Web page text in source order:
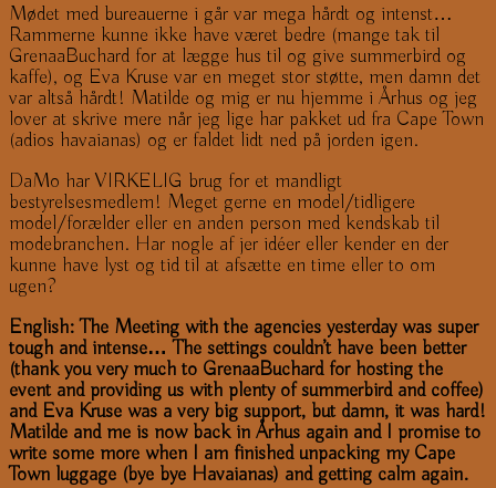
Mødet med bureauerne i går var mega hårdt og intenst…
Rammerne kunne ikke have været bedre (mange tak til
GrenaaBuchard for at lægge hus til og give summerbird og
kaffe), og Eva Kruse var en meget stor støtte, men damn det
var altså hårdt! Matilde og mig er nu hjemme i Århus og jeg
lover at skrive mere når jeg lige har pakket ud fra Cape Town
(adios havaianas) og er faldet lidt ned på jorden igen.
DaMo har VIRKELIG brug for et mandligt
bestyrelsesmedlem! Meget gerne en model/tidligere
model/forælder eller en anden person med kendskab til
modebranchen. Har nogle af jer idéer eller kender en der
kunne have lyst og tid til at afsætte en time eller to om
ugen?
English: The Meeting with the agencies yesterday was super
tough and intense… The settings couldn’t have been better
(thank you very much to GrenaaBuchard for hosting the
event and providing us with plenty of summerbird and coffee)
and Eva Kruse was a very big support, but damn, it was hard!
Matilde and me is now back in Århus again and I promise to
write some more when I am finished unpacking my Cape
Town luggage (bye bye Havaianas) and getting calm again.